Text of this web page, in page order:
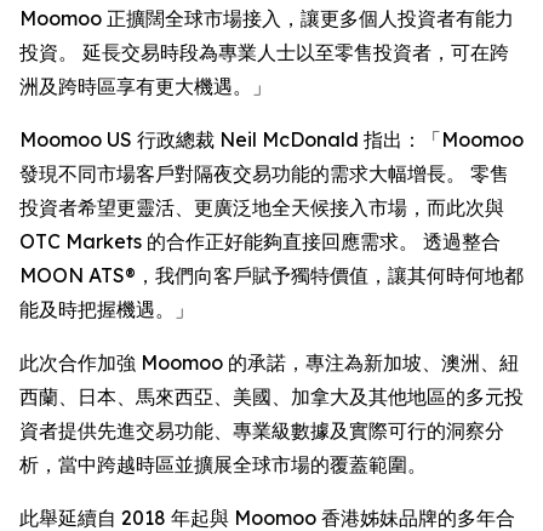
Moomoo 正擴闊全球市場接入，讓更多個人投資者有能力
投資。 延長交易時段為專業人士以至零售投資者，可在跨
洲及跨時區享有更大機遇。」
Moomoo US 行政總裁 Neil McDonald 指出：「Moomoo
發現不同市場客戶對隔夜交易功能的需求大幅增長。 零售
投資者希望更靈活、更廣泛地全天候接入市場，而此次與
OTC Markets 的合作正好能夠直接回應需求。 透過整合
MOON ATS®，我們向客戶賦予獨特價值，讓其何時何地都
能及時把握機遇。」
此次合作加強 Moomoo 的承諾，專注為新加坡、澳洲、紐
西蘭、日本、馬來西亞、美國、加拿大及其他地區的多元投
資者提供先進交易功能、專業級數據及實際可行的洞察分
析，當中跨越時區並擴展全球市場的覆蓋範圍。
此舉延續自 2018 年起與 Moomoo 香港姊妹品牌的多年合